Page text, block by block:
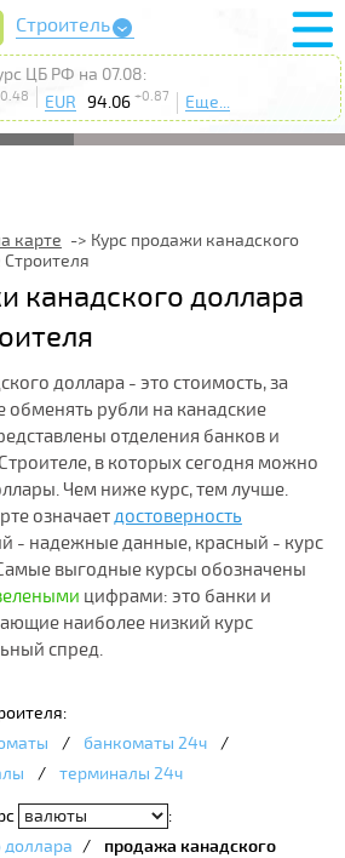
Строитель
ЦБ РФ на 07.08:
EUR 94.06 +0.87 Еще...
карте
Курс продажи канадского
канадского доллара
доллара - это стоимость, за
рубли на канадские
отделения банков и
в которых сегодня можно
Чем ниже курс, тем лучше.
означаетдостоверность
- надежные данные, красный - курс
выгодные курсы обозначены
цифрами: это банки и
наиболее низкий курс
спред.
/ банкоматы 24ч
/
/ терминалы 24ч
:
доллара /
продажа канадского